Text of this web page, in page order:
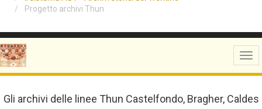
Progetto archivi Thun
Gli archivi delle linee Thun Castelfondo, Bragher, Caldes